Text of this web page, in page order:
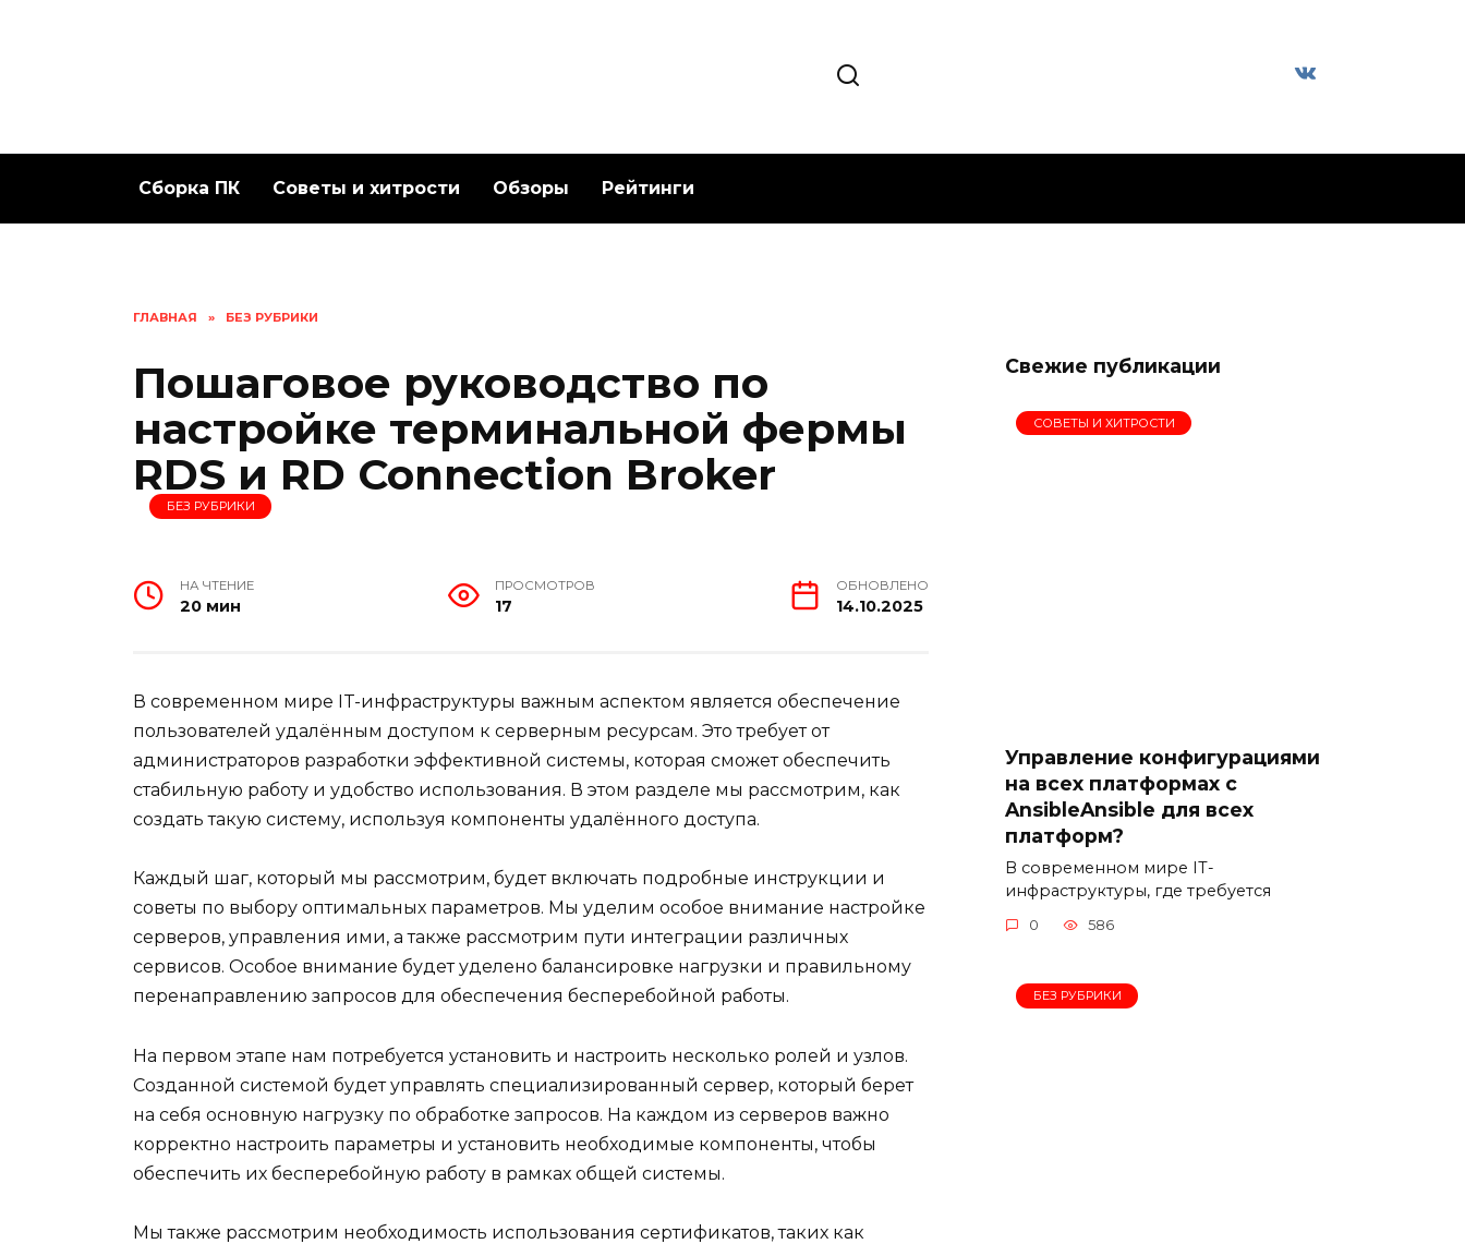
Сборка ПК Советы и хитрости Обзоры Рейтинги
ГЛАВНАЯ » БЕЗ РУБРИКИ
Пошаговое руководство по
настройке терминальной фермы
RDS и RD Connection Broker
БЕЗ РУБРИКИ
НА ЧТЕНИЕ
20 мин
ПРОСМОТРОВ
17
ОБНОВЛЕНО
14.10.2025
В современном мире IT-инфраструктуры важным аспектом является обеспечение
пользователей удалённым доступом к серверным ресурсам. Это требует от
администраторов разработки эффективной системы, которая сможет обеспечить
стабильную работу и удобство использования. В этом разделе мы рассмотрим, как
создать такую систему, используя компоненты удалённого доступа.
Каждый шаг, который мы рассмотрим, будет включать подробные инструкции и
советы по выбору оптимальных параметров. Мы уделим особое внимание настройке
серверов, управления ими, а также рассмотрим пути интеграции различных
сервисов. Особое внимание будет уделено балансировке нагрузки и правильному
перенаправлению запросов для обеспечения бесперебойной работы.
На первом этапе нам потребуется установить и настроить несколько ролей и узлов.
Созданной системой будет управлять специализированный сервер, который берет
на себя основную нагрузку по обработке запросов. На каждом из серверов важно
корректно настроить параметры и установить необходимые компоненты, чтобы
обеспечить их бесперебойную работу в рамках общей системы.
Мы также рассмотрим необходимость использования сертификатов, таких как
Свежие публикации
СОВЕТЫ И ХИТРОСТИ
Управление конфигурациями
на всех платформах с
AnsibleAnsible для всех
платформ?
В современном мире IT-
инфраструктуры, где требуется
0 586
БЕЗ РУБРИКИ